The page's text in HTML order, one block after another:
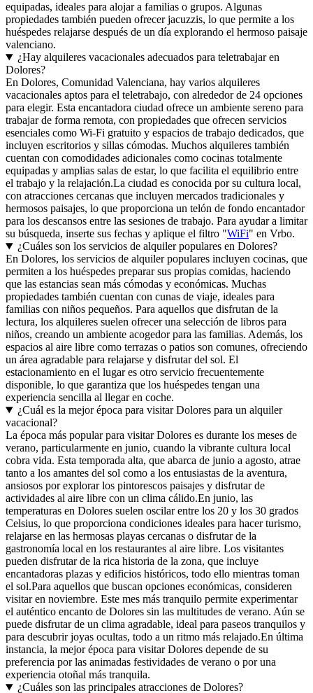
equipadas, ideales para alojar a familias o grupos. Algunas
propiedades también pueden ofrecer jacuzzis, lo que permite a los
huéspedes relajarse después de un día explorando el hermoso paisaje
valenciano.
¿Hay alquileres vacacionales adecuados para teletrabajar en
Dolores?
En Dolores, Comunidad Valenciana, hay varios alquileres
vacacionales aptos para el teletrabajo, con alrededor de 24 opciones
para elegir. Esta encantadora ciudad ofrece un ambiente sereno para
trabajar de forma remota, con propiedades que ofrecen servicios
esenciales como Wi-Fi gratuito y espacios de trabajo dedicados, que
incluyen escritorios y sillas cómodas. Muchos alquileres también
cuentan con comodidades adicionales como cocinas totalmente
equipadas y amplias salas de estar, lo que facilita el equilibrio entre
el trabajo y la relajación.La ciudad es conocida por su cultura local,
con atracciones cercanas que incluyen mercados tradicionales y
hermosos paisajes, lo que proporciona un telón de fondo encantador
para los descansos entre las sesiones de trabajo. Para ayudar a limitar
su búsqueda, inserte sus fechas y aplique el filtro "WiFi" en Vrbo.
¿Cuáles son los servicios de alquiler populares en Dolores?
En Dolores, los servicios de alquiler populares incluyen cocinas, que
permiten a los huéspedes preparar sus propias comidas, haciendo
que las estancias sean más cómodas y económicas. Muchas
propiedades también cuentan con cunas de viaje, ideales para
familias con niños pequeños. Para aquellos que disfrutan de la
lectura, los alquileres suelen ofrecer una selección de libros para
niños, creando un ambiente acogedor para las familias. Además, los
espacios al aire libre como terrazas o patios son comunes, ofreciendo
un área agradable para relajarse y disfrutar del sol. El
estacionamiento en el lugar es otro servicio frecuentemente
disponible, lo que garantiza que los huéspedes tengan una
experiencia sencilla al llegar en coche.
¿Cuál es la mejor época para visitar Dolores para un alquiler
vacacional?
La época más popular para visitar Dolores es durante los meses de
verano, particularmente en junio, cuando la vibrante cultura local
cobra vida. Esta temporada alta, que abarca de junio a agosto, atrae
tanto a los amantes del sol como a los entusiastas de la aventura,
ansiosos por explorar los pintorescos paisajes y disfrutar de
actividades al aire libre con un clima cálido.En junio, las
temperaturas en Dolores suelen oscilar entre los 20 y los 30 grados
Celsius, lo que proporciona condiciones ideales para hacer turismo,
relajarse en las hermosas playas cercanas o disfrutar de la
gastronomía local en los restaurantes al aire libre. Los visitantes
pueden disfrutar de la rica historia de la zona, que incluye
encantadoras plazas y edificios históricos, todo ello mientras toman
el sol.Para aquellos que buscan opciones económicas, consideren
visitar en noviembre. Este mes más tranquilo permite experimentar
el auténtico encanto de Dolores sin las multitudes de verano. Aún se
puede disfrutar de un clima agradable, ideal para paseos tranquilos y
para descubrir joyas ocultas, todo a un ritmo más relajado.En última
instancia, la mejor época para visitar Dolores depende de su
preferencia por las animadas festividades de verano o por una
experiencia otoñal más tranquila.
¿Cuáles son las principales atracciones de Dolores?